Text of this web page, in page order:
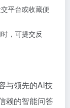
平台或收藏便
，可提交反
与领先的AI技
赖的智能问答